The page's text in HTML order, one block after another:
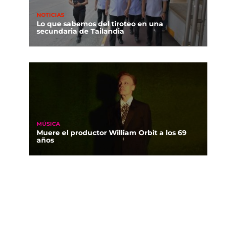
NOTICIAS
Lo que sabemos del tiroteo en una
secundaria de Tailandia
MÚSICA
Muere el productor William Orbit a los 69
años